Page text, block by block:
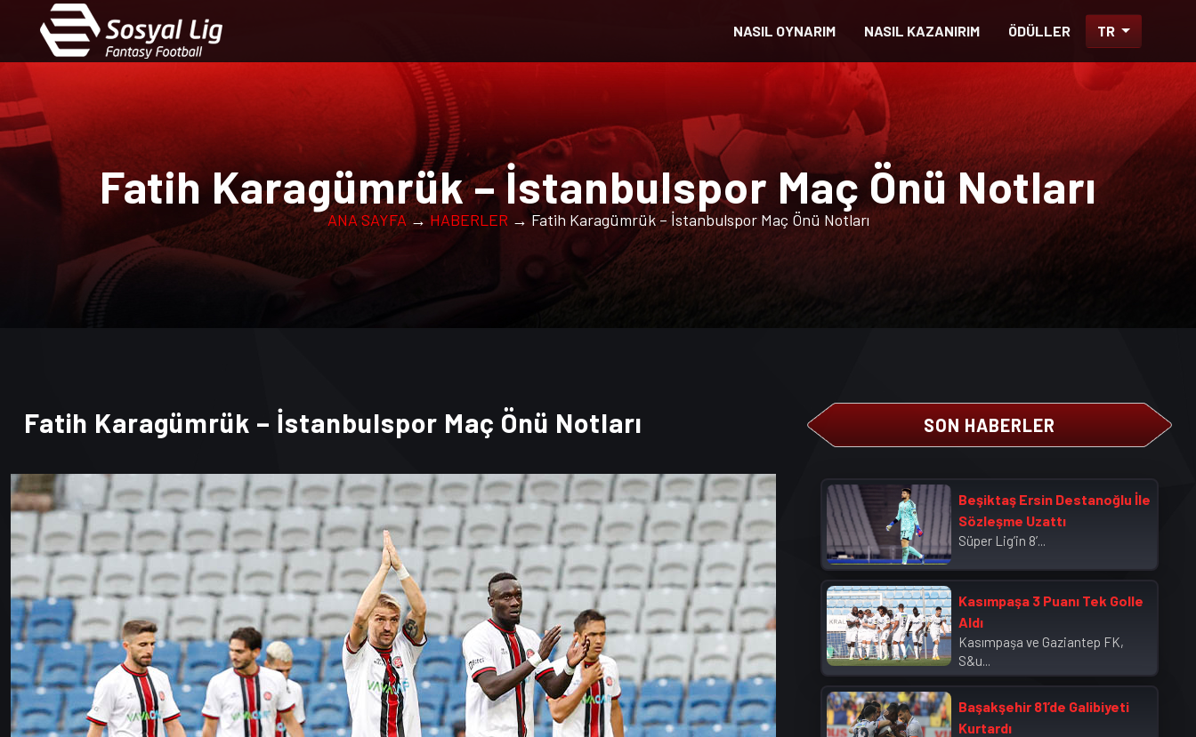
NASIL OYNARIM NASIL KAZANIRIM ÖDÜLLER TR
Fatih Karagümrük – İstanbulspor Maç Önü Notları
ANA SAYFA→HABERLER → Fatih Karagümrük – İstanbulspor Maç Önü Notları
Fatih Karagümrük – İstanbulspor Maç Önü Notları SON HABERLER
Beşiktaş Ersin Destanoğlu İle
Sözleşme Uzattı
Süper Lig’in 8’...
Kasımpaşa 3 Puanı Tek Golle
Aldı
Kasımpaşa ve Gaziantep FK,
S&u...
Başakşehir 81’de Galibiyeti
Kurtardı